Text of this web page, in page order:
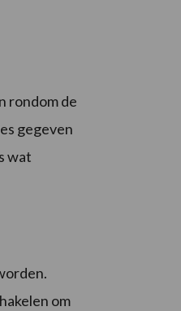
rondom de
gegeven
wat
om